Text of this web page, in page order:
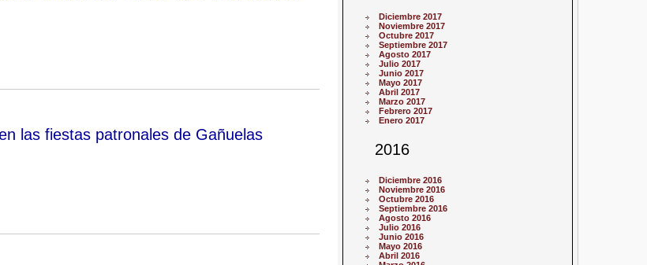
las fiestas patronales de Gañuelas
Diciembre 2017
Noviembre 2017
Octubre 2017
Septiembre 2017
Agosto 2017
Julio 2017
Junio 2017
Mayo 2017
Abril 2017
Marzo 2017
Febrero 2017
Enero 2017
2016
Diciembre 2016
Noviembre 2016
Octubre 2016
Septiembre 2016
Agosto 2016
Julio 2016
Junio 2016
Mayo 2016
Abril 2016